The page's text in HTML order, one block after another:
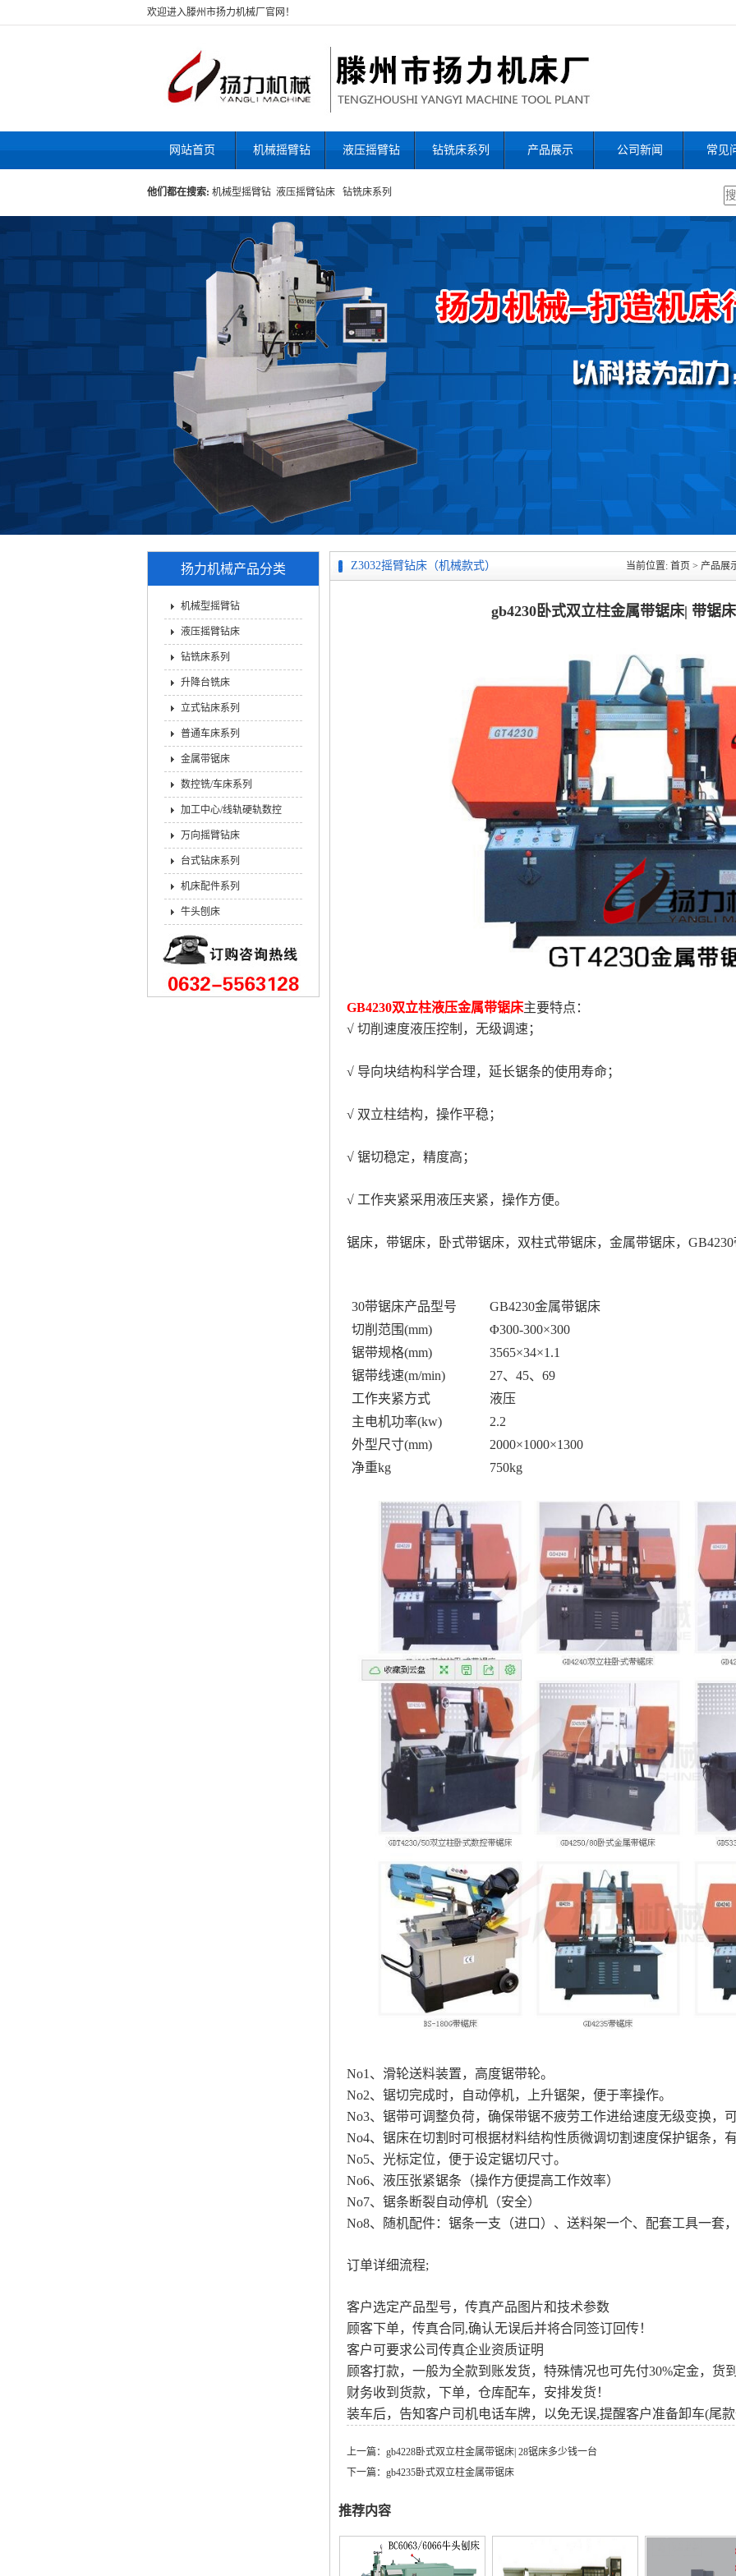
欢迎进入滕州市扬力机械厂官网！
网站首页 机械摇臂钻 液压摇臂钻 钻铣床系列 产品展示 公司新闻 常见
他们都在搜索: 机械型摇臂钻 液压摇臂钻床 钻铣床系列
扬力机械产品分类
机械型摇臂钻
液压摇臂钻床
钻铣床系列
升降台铣床
立式钻床系列
普通车床系列
金属带锯床
数控铣/车床系列
加工中心/线轨硬轨数控
万向摇臂钻床
台式钻床系列
机床配件系列
牛头刨床
Z3032摇臂钻床（机械款式） 当前位置: 首页 > 产品展
gb4230卧式双立柱金属带锯床| 带锯
GB4230双立柱液压金属带锯床主要特点：
√ 切削速度液压控制，无级调速；
√ 导向块结构科学合理，延长锯条的使用寿命；
√ 双立柱结构，操作平稳；
√ 锯切稳定，精度高；
√ 工作夹紧采用液压夹紧，操作方便。
锯床，带锯床，卧式带锯床，双柱式带锯床，金属带锯床，GB4230
30带锯床产品型号
GB4230金属带锯床
切削范围(mm)
Φ300-300×300
锯带规格(mm)
3565×34×1.1
锯带线速(m/min)
27、45、69
工作夹紧方式
液压
主电机功率(kw)
2.2
外型尺寸(mm)
2000×1000×1300
净重kg
750kg
No1、滑轮送料装置，高度锯带轮。
No2、锯切完成时，自动停机，上升锯架，便于率操作。
No3、锯带可调整负荷，确保带锯不疲劳工作进给速度无级变换，
No4、锯床在切割时可根据材料结构性质微调切割速度保护锯条，
No5、光标定位，便于设定锯切尺寸。
No6、液压张紧锯条（操作方便提高工作效率）
No7、锯条断裂自动停机（安全）
No8、随机配件：锯条一支（进口）、送料架一个、配套工具一套
订单详细流程;
客户选定产品型号，传真产品图片和技术参数
顾客下单，传真合同,确认无误后并将合同签订回传！
客户可要求公司传真企业资质证明
顾客打款，一般为全款到账发货，特殊情况也可先付30%定金，货
财务收到货款，下单，仓库配车，安排发货！
装车后，告知客户司机电话车牌，以免无误,提醒客户准备卸车(尾
上一篇： gb4228卧式双立柱金属带锯床| 28锯床多少钱一台
下一篇： gb4235卧式双立柱金属带锯床
推荐内容